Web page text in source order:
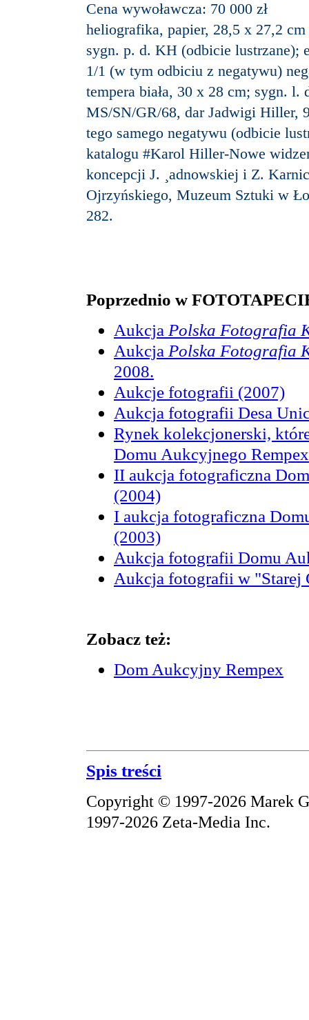
Cena wywoławcza: 70 000 zł
heliografika, papier, 28,5 x 27,2
sygn. p. d. KH (odbicie lustrzane);
1/1 (w tym odbiciu z negatywu)
tempera biała, 30 x 28 cm; sygn. l.
MS/SN/GR/68, dar Jadwigi Hiller,
tego samego negatywu (odbicie
katalogu #Karol Hiller-Nowe
koncepcji J. ¸adnowskiej i Z.
Ojrzyńskiego, Muzeum Sztuki w
282.
Poprzednio w
Aukcja Polska Fotografia
Aukcja Polska Fotografia
2008.
Aukcje fotografii (2007)
Aukcja fotografii Desa
Rynek kolekcjonerski,
Domu Aukcyjnego
II aukcja fotograficzna
(2004)
I aukcja fotograficzna
(2003)
Aukcja fotografii Domu
Aukcja fotografii w "Starej
Zobacz też:
Dom Aukcyjny Rempex
Spis treści
Copyright © 1997-2026 Marek
1997-2026 Zeta-Media Inc.